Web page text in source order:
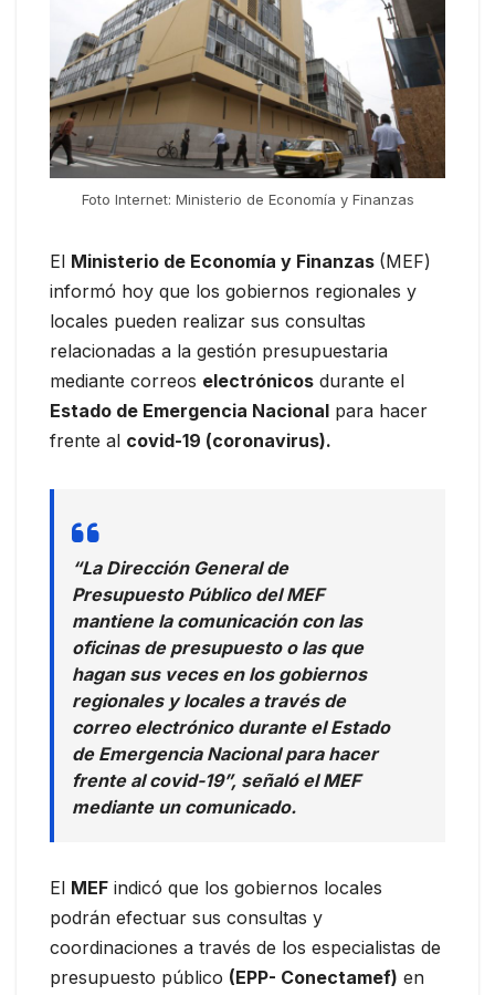
Foto Internet: Ministerio de Economía y Finanzas
El Ministerio de Economía y Finanzas (MEF)
informó hoy que los gobiernos regionales y
locales pueden realizar sus consultas
relacionadas a la gestión presupuestaria
mediante correos electrónicos durante el
Estado de Emergencia Nacional para hacer
frente al covid-19 (coronavirus).
“La Dirección General de
Presupuesto Público del MEF
mantiene la comunicación con las
oficinas de presupuesto o las que
hagan sus veces en los gobiernos
regionales y locales a través de
correo electrónico durante el Estado
de Emergencia Nacional para hacer
frente al covid-19”, señaló el MEF
mediante un comunicado.
El MEF indicó que los gobiernos locales
podrán efectuar sus consultas y
coordinaciones a través de los especialistas de
presupuesto público (EPP- Conectamef) en